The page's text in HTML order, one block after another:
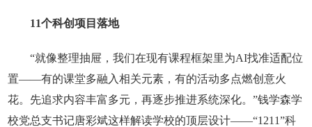
11个科创项目落地
“就像整理抽屉，我们在现有课程框架里为AI找准适配位
置——有的课堂多融入相关元素，有的活动多点燃创意火
花。先追求内容丰富多元，再逐步推进系统深化。”钱学森学
校党总支书记唐彩斌这样解读学校的顶层设计——“1211”科